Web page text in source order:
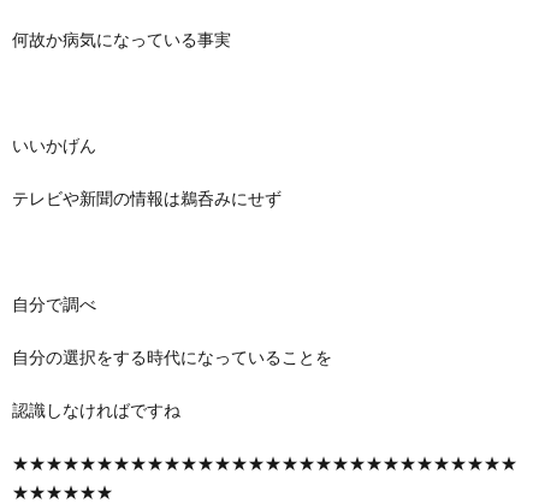
何故か病気になっている事実
いいかげん
テレビや新聞の情報は鵜呑みにせず
自分で調べ
自分の選択をする時代になっていることを
認識しなければですね
★★★★★★★★★★★★★★★★★★★★★★★★★★★★★★
★★★★★★